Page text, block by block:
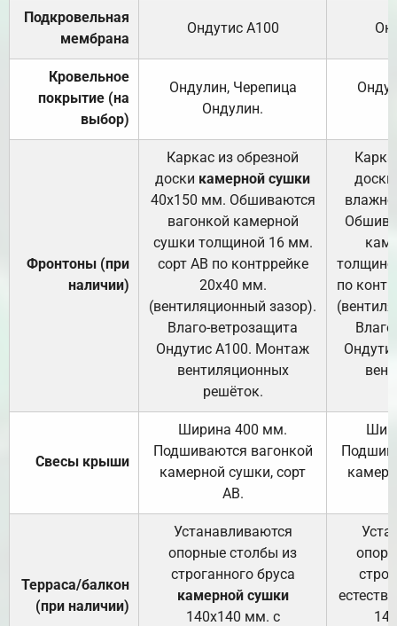
Подкровельная
мембрана
Ондутис А100
Кровельное
покрытие (на
выбор)
Ондулин, Черепица
Ондулин.
Фронтоны (при
наличии)
Каркас из обрезной
доски камерной сушки
40х150 мм. Обшиваются
вагонкой камерной
сушки толщиной 16 мм.
сорт АВ по контррейке
20х40 мм.
(вентиляционный зазор).
Влаго-ветрозащита
Ондутис А100. Монтаж
вентиляционных
решёток.
доски
по
Свесы крыши
Ширина 400 мм.
Подшиваются вагонкой
камерной сушки, сорт
АВ.
Терраса/балкон
(при наличии)
Устанавливаются
опорные столбы из
строганного бруса
камерной сушки
140х140 мм. с